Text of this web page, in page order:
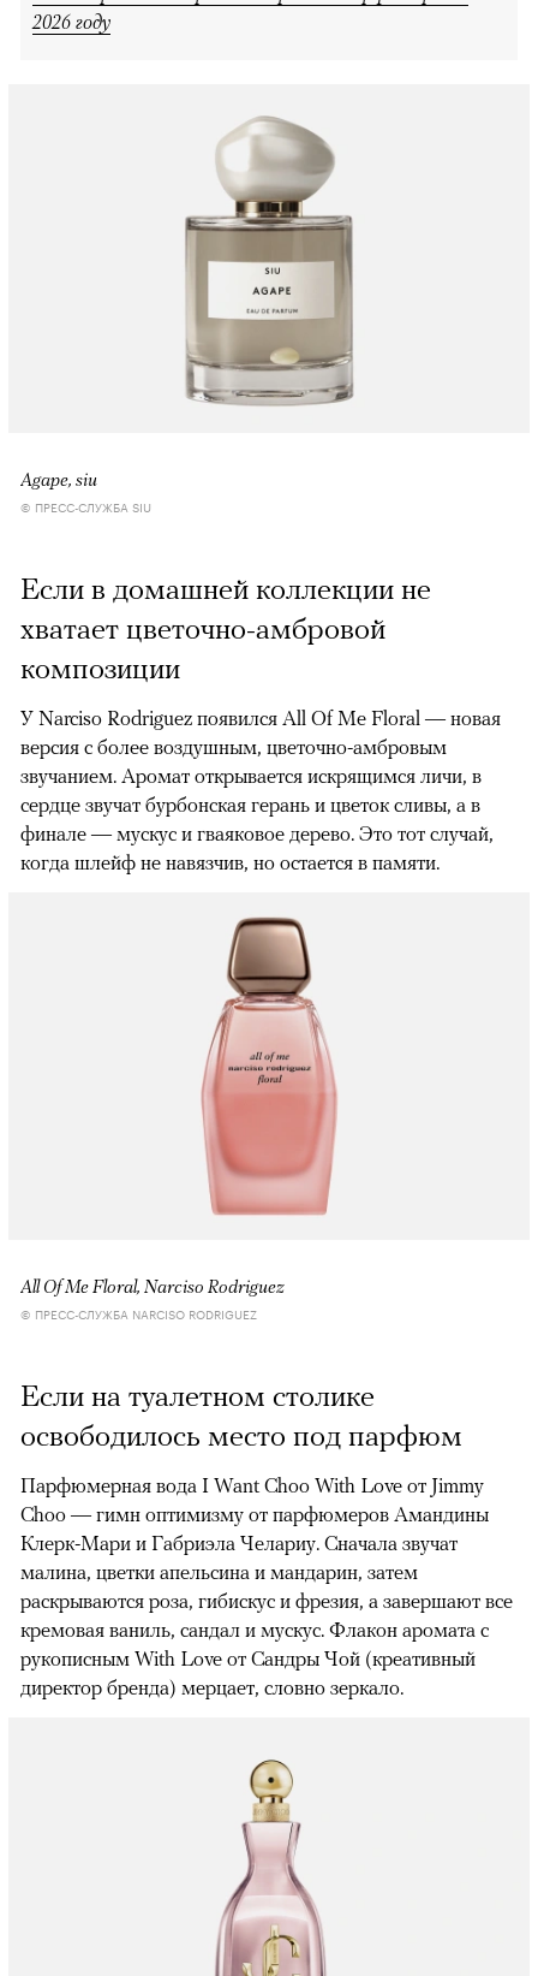
2026 году
Agape, siu
© ПРЕСС-СЛУЖБА SIU
Если в домашней коллекции не
хватает цветочно-амбровой
композиции
У Narciso Rodriguez появился All Of Me Floral — новая
версия с более воздушным, цветочно-амбровым
звучанием. Аромат открывается искрящимся личи, в
сердце звучат бурбонская герань и цветок сливы, а в
финале — мускус и гваяковое дерево. Это тот случай,
когда шлейф не навязчив, но остается в памяти.
All Of Me Floral, Narciso Rodriguez
© ПРЕСС-СЛУЖБА NARCISO RODRIGUEZ
Если на туалетном столике
освободилось место под парфюм
Парфюмерная вода I Want Choo With Love от Jimmy
Choo — гимн оптимизму от парфюмеров Амандины
Клерк-Мари и Габриэла Челариу. Сначала звучат
малина, цветки апельсина и мандарин, затем
раскрываются роза, гибискус и фрезия, а завершают все
кремовая ваниль, сандал и мускус. Флакон аромата с
рукописным With Love от Сандры Чой (креативный
директор бренда) мерцает, словно зеркало.